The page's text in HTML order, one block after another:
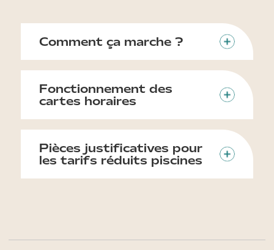
Comment ça marche ?
Fonctionnement des
cartes horaires
Pièces justificatives pour
les tarifs réduits piscines